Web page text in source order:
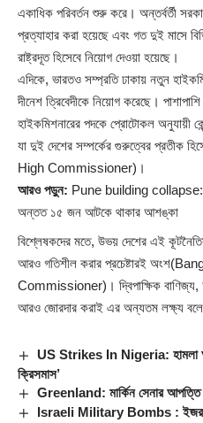
একাধিক পরিবর্তন শুরু করে। অন্তর্বর্তী
প্রত্যাহার করা হয়েছে এবং গত দুই মাসে
রাষ্ট্রদূত হিসেবে নিয়োগ দেওয়া হয়েছে।
এদিকে, ভারতও সম্প্রতি ঢাকায় নতুন
দীনেশ ত্রিবেদীকে নিয়োগ করেছে।
হাইকমিশনারের পদকে প্রোটোকল অনুযায়ী
যা দুই দেশের সম্পর্কের গুরুত্বের প্রতীক
High Commissioner)।
আরও পড়ুন: Pune building collapse:
অন্তত ১৫ জন আটকে থাকার আশঙ্কা
বিশ্লেষকদের মতে, উভয় দেশের এই
আরও গতিশীল করার প্রচেষ্টারই
Commissioner)। দ্বিপাক্ষিক
আরও জোরদার করাই এর অন্যতম লক্ষ্য বলে
US Strikes In Nigeria: হামলা
ক্রিসমাস’
Greenland: মার্কিন সেনার আপত্তি
Israeli Military Bombs :